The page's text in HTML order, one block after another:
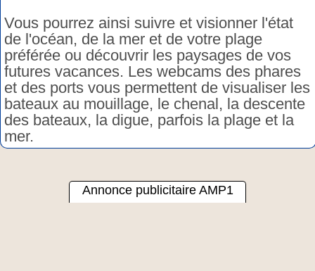
Vous pourrez ainsi suivre et visionner l'état
de l'océan, de la mer et de votre plage
préférée ou découvrir les paysages de vos
futures vacances. Les webcams des phares
et des ports vous permettent de visualiser les
bateaux au mouillage, le chenal, la descente
des bateaux, la digue, parfois la plage et la
mer.
Annonce publicitaire AMP1